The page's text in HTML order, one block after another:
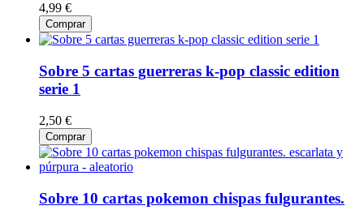
4,99 €
Comprar
Sobre 5 cartas guerreras k-pop classic edition
serie 1
2,50 €
Comprar
Sobre 10 cartas pokemon chispas fulgurantes.